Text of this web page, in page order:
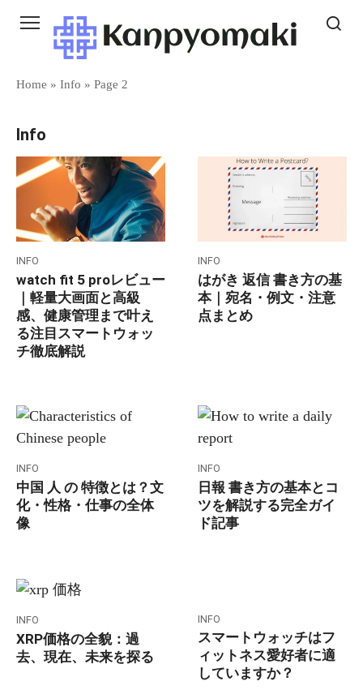
Home » Info » Page 2
Info
INFO
watch fit 5 proレビュー
｜軽量大画面と高級
感、健康管理まで叶え
る注目スマートウォッ
チ徹底解説
INFO
はがき 返信 書き方の基
本｜宛名・例文・注意
点まとめ
INFO
中国 人 の 特徴とは？文
化・性格・仕事の全体
像
INFO
日報 書き方の基本とコ
ツを解説する完全ガイ
ド記事
INFO
XRP価格の全貌：過
去、現在、未来を探る
INFO
スマートウォッチはフ
ィットネス愛好者に適
していますか？